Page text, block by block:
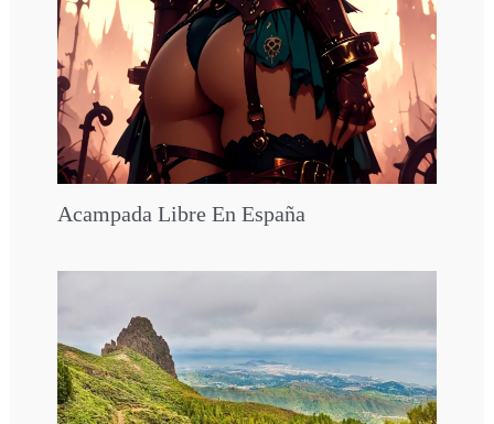
Acampada Libre En España